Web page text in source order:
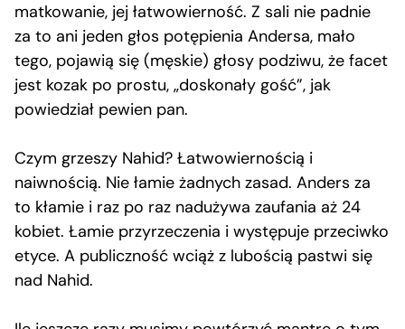
matkowanie, jej łatwowierność. Z sali nie padnie
za to ani jeden głos potępienia Andersa, mało
tego, pojawią się (męskie) głosy podziwu, że facet
jest kozak po prostu, „doskonały gość”, jak
powiedział pewien pan.
Czym grzeszy Nahid? Łatwowiernością i
naiwnością. Nie łamie żadnych zasad. Anders za
to kłamie i raz po raz nadużywa zaufania aż 24
kobiet. Łamie przyrzeczenia i występuje przeciwko
etyce. A publiczność wciąż z lubością pastwi się
nad Nahid.